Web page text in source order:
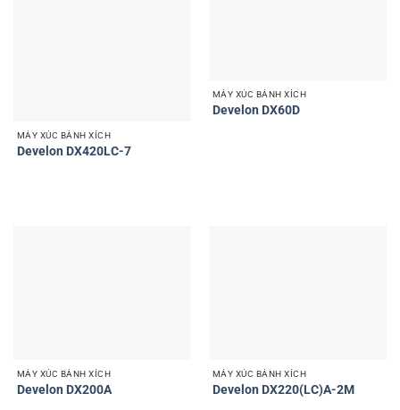
MÁY XÚC BÁNH XÍCH
Develon DX420LC-7
MÁY XÚC BÁNH XÍCH
Develon DX60D
MÁY XÚC BÁNH XÍCH
Develon DX200A
MÁY XÚC BÁNH XÍCH
Develon DX220(LC)A-2M